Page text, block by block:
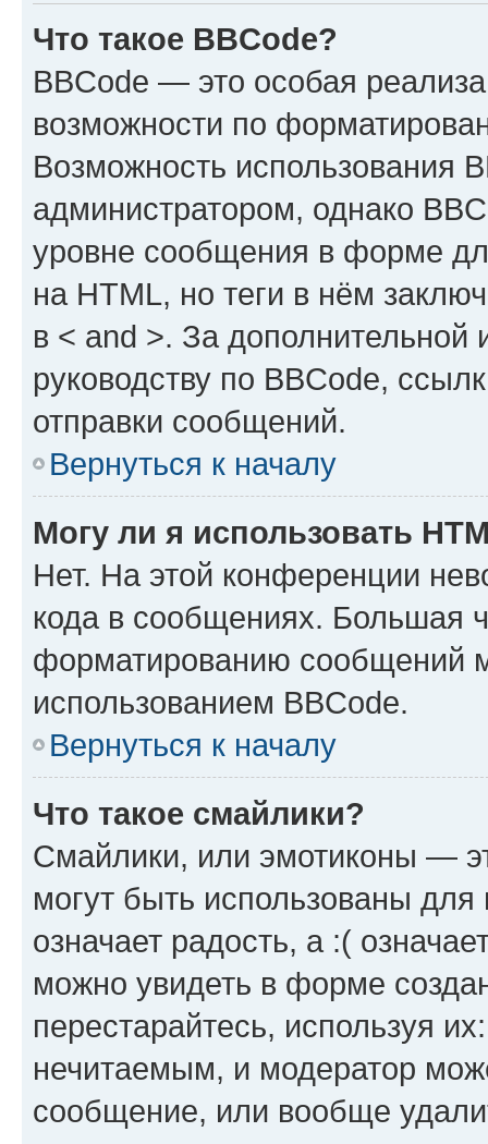
Что такое BBCode?
BBCode — это особая
возможности по
Возможность использования
администратором, однако
уровне сообщения в форме
на HTML, но теги в нём
в < and >. За
руководству по BBCode,
отправки сообщений.
Вернуться к началу
Могу ли я использовать
Нет. На этой конференции
кода в сообщениях. Большая
форматированию сообщений
использованием BBCode.
Вернуться к началу
Что такое смайлики?
Смайлики, или эмотиконы —
могут быть использованы
означает радость, а :(
можно увидеть в форме
перестарайтесь, используя
нечитаемым, и модератор
сообщение, или вообще